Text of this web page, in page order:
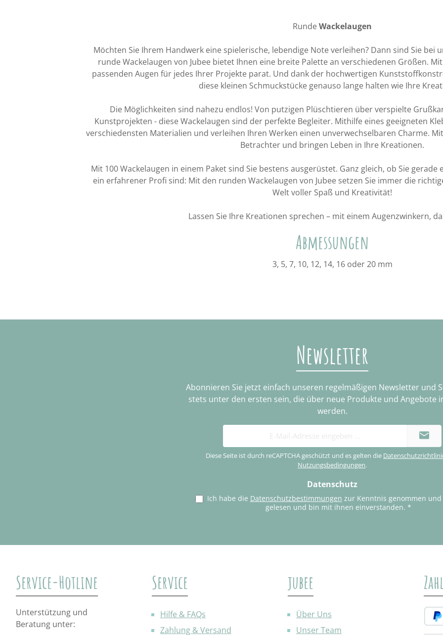
RundeWackelaugen
Möchten Sie Ihrem Handwerk eine spielerische, lebendige Note verleihen? Dann sind Sie bei
runde Wackelaugen von Jubee bietet Ihnen eine breite Palette an verschiedenen Größen.
passenden Augen für jedes Ihrer Projekte parat. Und dank der hochwertigen
diese kleinen Schmuckstücke genauso lange halten wie Ihre
Die Möglichkeiten sind nahezu endlos! Von putzigen Plüschtieren über verspielte
Kunstprojekten - diese Wackelaugen sind der perfekte Begleiter. Mithilfe eines geeigneten
verschiedensten Materialien und verleihen Ihren Werken einen unverwechselbaren Charme.
Betrachter und bringen Leben in Ihre Kreationen.
Mit 100 Wackelaugen in einem Paket sind Sie bestens ausgerüstet. Ganz gleich, ob Sie
ein erfahrener Profi sind: Mit den runden Wackelaugen von Jubee setzen Sie immer die
Welt voller Spaß und Kreativität!
Lassen Sie Ihre Kreationen sprechen – mit einem Augenzwinkern,
Abmessungen
3, 5, 7, 10, 12, 14, 16 oder 20 mm
Newsletter
Abonnieren Sie jetzt einfach unseren regelmäßigen Newsletter und
stets unter den ersten sein, die über neue Produkte und Angebote
werden.
Adresse
*
Diese Seite ist durch reCAPTCHA geschützt und es gelten die
Nutzungsbedingungen.
Datenschutz
Ich habe die Datenschutzbestimmungen zur Kenntnis genommen und
gelesen und bin mit ihnen einverstanden. *
Service-Hotline
Unterstützung und
Beratung unter:
Service
Hilfe & FAQs
Zahlung & Versand
jubee
Über Uns
Unser Team